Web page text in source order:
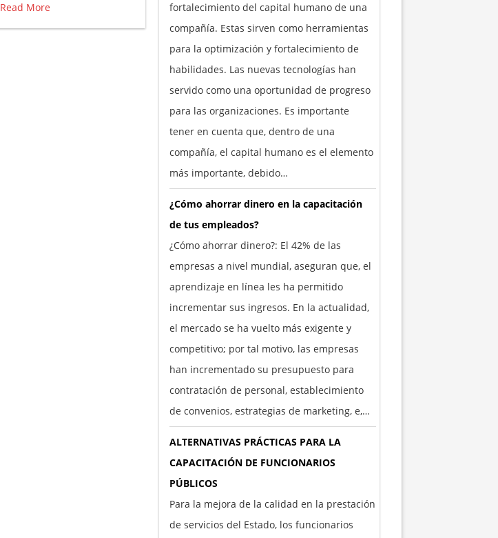
Read More
fortalecimiento del capital humano de una
compañía. Estas sirven como herramientas
para la optimización y fortalecimiento de
habilidades. Las nuevas tecnologías han
servido como una oportunidad de progreso
para las organizaciones. Es importante
tener en cuenta que, dentro de una
compañía, el capital humano es el elemento
más importante, debido…
¿Cómo ahorrar dinero en la capacitación
de tus empleados?
¿Cómo ahorrar dinero?: El 42% de las
empresas a nivel mundial, aseguran que, el
aprendizaje en línea les ha permitido
incrementar sus ingresos. En la actualidad,
el mercado se ha vuelto más exigente y
competitivo; por tal motivo, las empresas
han incrementado su presupuesto para
contratación de personal, establecimiento
de convenios, estrategias de marketing, e,…
ALTERNATIVAS PRÁCTICAS PARA LA
CAPACITACIÓN DE FUNCIONARIOS
PÚBLICOS
Para la mejora de la calidad en la prestación
de servicios del Estado, los funcionarios